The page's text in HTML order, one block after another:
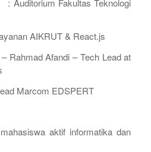
AIKRUT & React.js
Rahmad Afandi – Tech Lead at
Marcom EDSPERT
aktif informatika dan